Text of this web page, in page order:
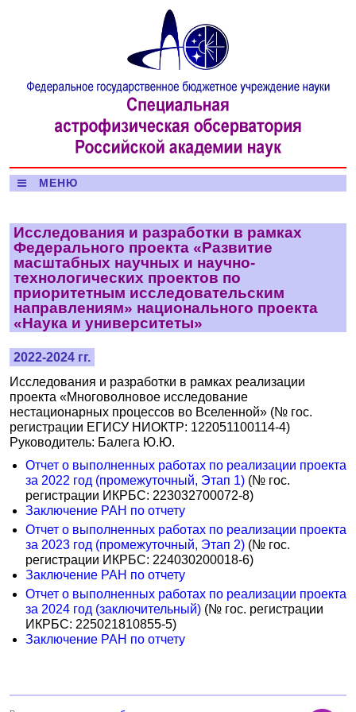
МЕНЮ
Исследования и разработки в рамках
Федерального проекта «Развитие
масштабных научных и научно-
технологических проектов по
приоритетным исследовательским
направлениям» национального проекта
«Наука и университеты»
2022-2024 гг.
Исследования и разработки в рамках реализации
проекта «Многоволновое исследование
нестационарных процессов во Вселенной» (№ гос.
регистрации ЕГИСУ НИОКТР: 122051100114-4)
Руководитель: Балега Ю.Ю.
Отчет о выполненных работах по реализации проекта
за 2022 год (промежуточный, Этап 1)(№ гос.
регистрации ИКРБС: 223032700072-8)
Заключение РАН по отчету
Отчет о выполненных работах по реализации проекта
за 2023 год (промежуточный, Этап 2)(№ гос.
регистрации ИКРБС: 224030200018-6)
Заключение РАН по отчету
Отчет о выполненных работах по реализации проекта
за 2024 год (заключительный)(№ гос. регистрации
ИКРБС: 225021810855-5)
Заключение РАН по отчету